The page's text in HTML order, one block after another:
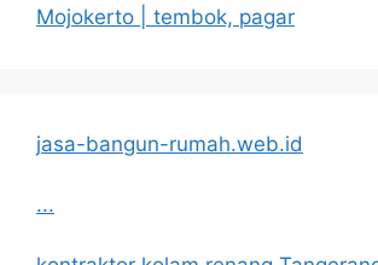
Mojokerto | tembok, pagar
jasa-bangun-rumah.web.id
...